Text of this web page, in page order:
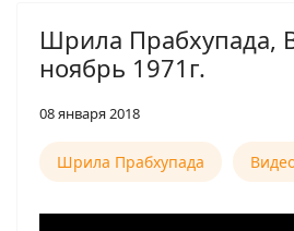
Шрила Прабхупада,
ноябрь 1971г.
08 января 2018
Шрила Прабхупада